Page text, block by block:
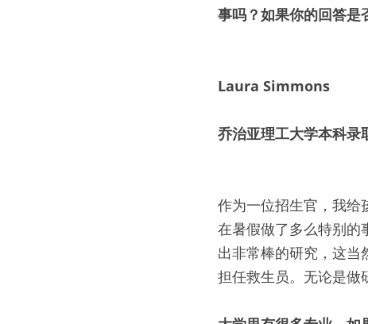
事吗？如果你的回答是
Laura Simmons
乔治亚理工大学本科录
作为一位招生官，我给
在暑假做了多么特别的
出非常棒的研究，这
担任救生员。无论是做